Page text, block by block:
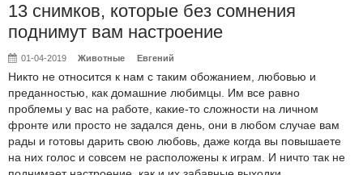
13 снимков, которые без сомнения
поднимут вам настроение
01-04-2019 Животные Евгений
Никто не относится к нам с таким обожанием, любовью и
преданностью, как домашние любимцы. Им все равно
проблемы у вас на работе, какие-то сложности на личном
фронте или просто не задался день, они в любом случае вам
рады и готовы дарить свою любовь, даже когда вы повышаете
на них голос и совсем не расположены к играм. И ничто так не